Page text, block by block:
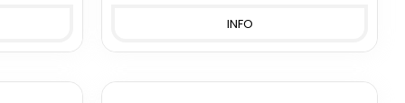
INFO